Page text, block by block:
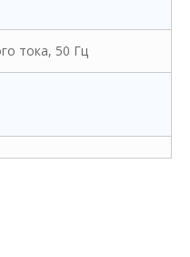
тока, 50 Гц